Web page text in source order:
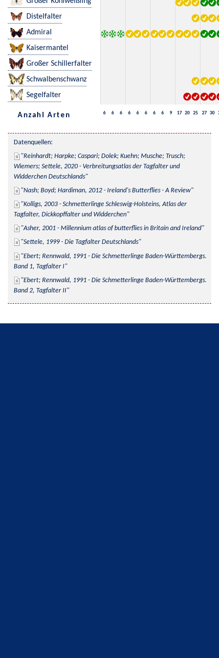
Distelfalter
Admiral
Kaisermantel
Großer Schillerfalter
Schwalbenschwanz
Segelfalter
Anzahl Arten 6 6 6 6 6 6 6 6 9 17 20 25 27 30
Datenquellen:
Reinhardt; Harpke; Caspari; Dolek; Kuehn; Musche; Trusch;
Wiemers; Settele, 2020 - Verbreitungsatlas der Tagfalter und
Widderchen Deutschlands
Nash; Boyd; Hardiman, 2012 - Ireland's Butterflies - A Review
Kolligs, 2003 - Schmetterlinge Schleswig-Holsteins, Atlas der
Tagfalter, Dickkopffalter und Widderchen
Asher, 2001 - Millennium atlas of butterflies in Britain and Ireland
Settele, 1999 - Die Tagfalter Deutschlands
Ebert; Rennwald, 1991 - Die Schmetterlinge Baden-Württembergs.
Band 1, Tagfalter I
Ebert; Rennwald, 1991 - Die Schmetterlinge Baden-Württembergs.
Band 2, Tagfalter II